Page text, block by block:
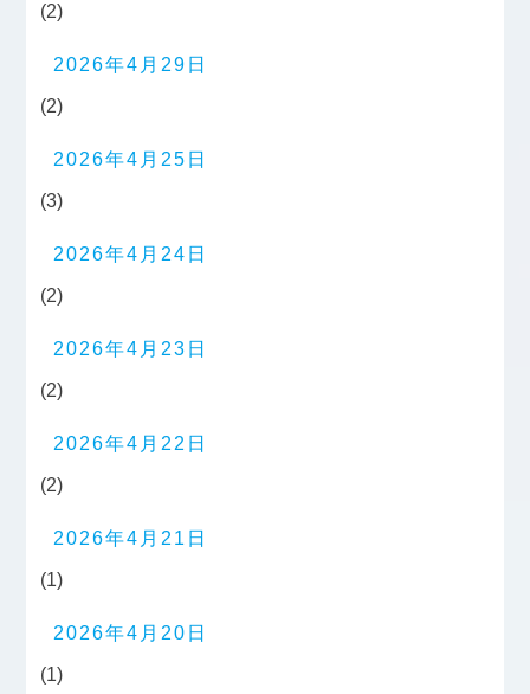
(2)
2026年4月29日
(2)
2026年4月25日
(3)
2026年4月24日
(2)
2026年4月23日
(2)
2026年4月22日
(2)
2026年4月21日
(1)
2026年4月20日
(1)